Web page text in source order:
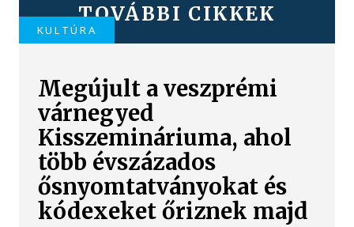
TOVÁBBI CIKKEK
KULTÚRA
Megújult a veszprémi
várnegyed
Kisszemináriuma, ahol
több évszázados
ősnyomtatványokat és
kódexeket őriznek majd